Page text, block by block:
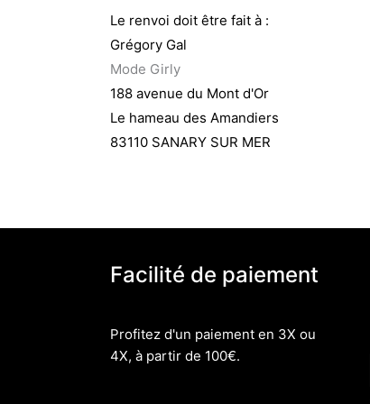
Le renvoi doit être fait à :
Grégory Gal
Mode Girly
188 avenue du Mont d'Or
Le hameau des Amandiers
83110 SANARY SUR MER
Facilité de paiement
Profitez d'un paiement en 3X ou
4X, à partir de 100€.